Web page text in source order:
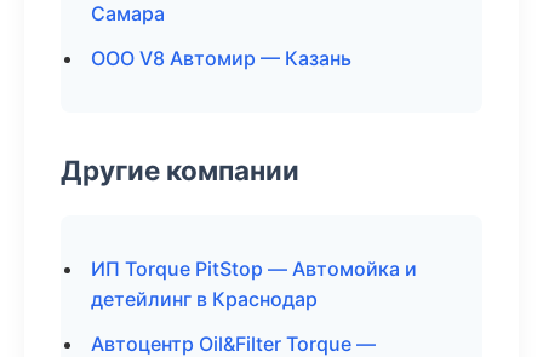
Самара
ООО V8 Автомир — Казань
Другие компании
ИП Torque PitStop — Автомойка и
детейлинг в Краснодар
Автоцентр Oil&Filter Torque —